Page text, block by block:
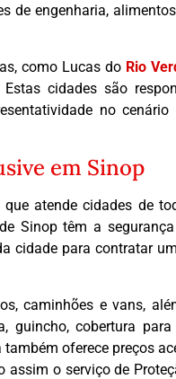
de engenharia,
como Lucas do Rio
cidades são
no cenário
em Sinop
atende cidades de
Sinop têm a
cidade para contratar
caminhões e vans,
guincho, cobertura para
oferece preços
assim o serviço de